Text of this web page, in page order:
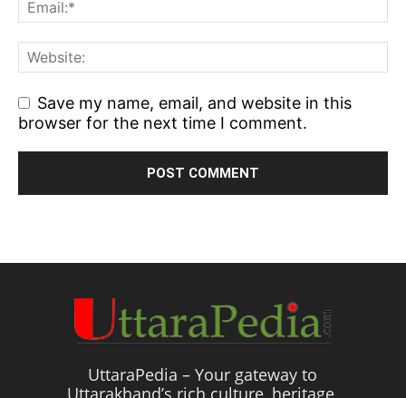
Save my name, email, and website in this
browser for the next time I comment.
UttaraPedia – Your gateway to
Uttarakhand’s rich culture, heritage,